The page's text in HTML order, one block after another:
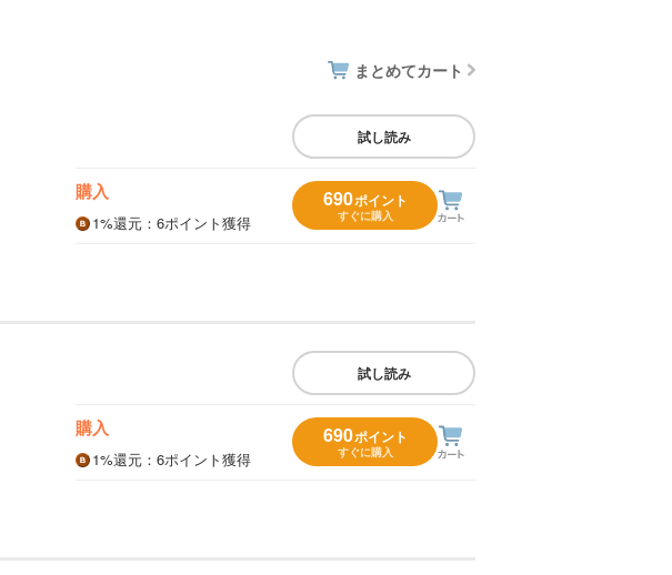
まとめてカート
試し読み
購入
1%還元 ：6ポイント獲得
690ポイント
すぐに購入
試し読み
購入
1%還元 ：6ポイント獲得
690ポイント
すぐに購入